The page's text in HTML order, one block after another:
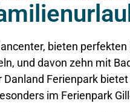
bieten
und davon zehn mit
Ferienpark
im Ferienpark